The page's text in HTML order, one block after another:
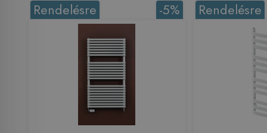
-5%
Rendelésre Rendelésre